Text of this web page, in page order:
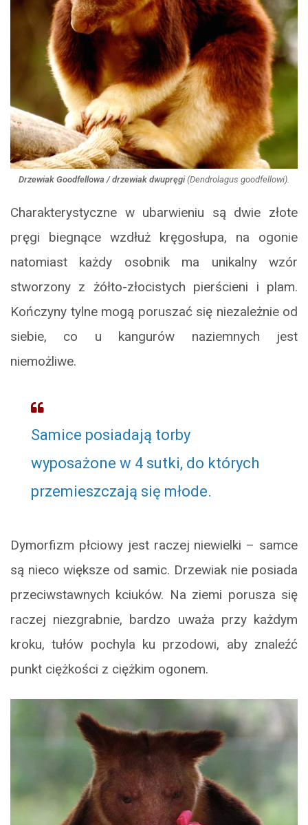
Drzewiak Goodfellowa / drzewiak dwupręgi(Dendrolagus goodfellowi).
Charakterystyczne w ubarwieniu są dwie złote
pręgi biegnące wzdłuż kręgosłupa, na ogonie
natomiast każdy osobnik ma unikalny wzór
stworzony z żółto-złocistych pierścieni i plam.
Kończyny tylne mogą poruszać się niezależnie od
siebie, co u kangurów naziemnych jest
niemożliwe.
Samice posiadają torby
wyposażone w 4 sutki, do których
przemieszczają się młode.
Dymorfizm płciowy jest raczej niewielki – samce
są nieco większe od samic. Drzewiak nie posiada
przeciwstawnych kciuków. Na ziemi porusza się
raczej niezgrabnie, bardzo uważa przy każdym
kroku, tułów pochyla ku przodowi, aby znaleźć
punkt ciężkości z ciężkim ogonem.